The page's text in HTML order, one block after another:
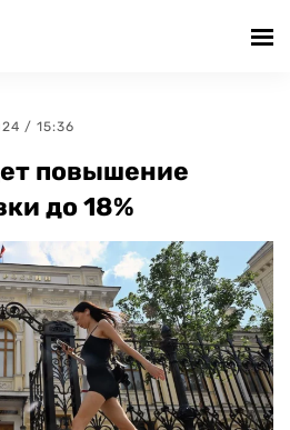
/ 15:36
повышение
до 18%